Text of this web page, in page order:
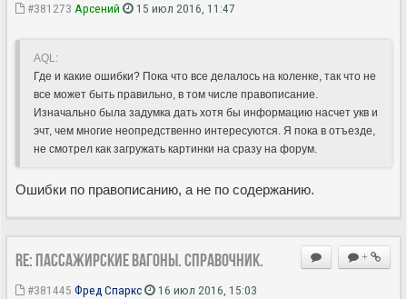
#381273 Арсений 15 июл 2016, 11:47
AQL:
Где и какие ошибки? Пока что все делалось на коленке, так что не
все может быть правильно, в том числе правописание.
Изначально была задумка дать хотя бы информацию насчет укв и
эчт, чем многие неопредственно интересуются. Я пока в отъезде,
не смотрел как загружать картинки на сразу на форум.
Ошибки по правописанию, а не по содержанию.
+
Re: Пассажирские вагоны. Справочник.
#381445 Фред Спаркс 16 июл 2016, 15:03